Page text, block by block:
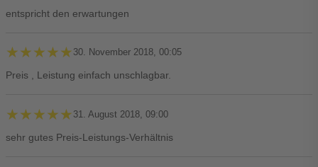
entspricht den erwartungen
★★★★★
★★★★★ 30. November 2018, 00:05
Preis , Leistung einfach unschlagbar.
★★★★★
★★★★★ 31. August 2018, 09:00
sehr gutes Preis-Leistungs-Verhältnis